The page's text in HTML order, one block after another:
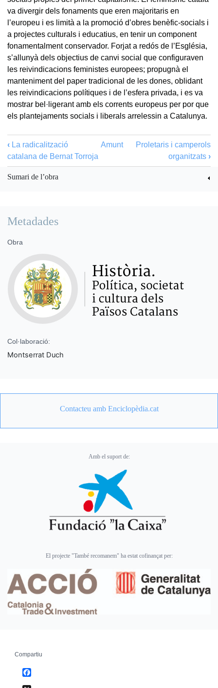
va divergir dels fonaments que eren majoritaris en
l’europeu i es limità a la promoció d’obres benèfic-socials i
a projectes culturals i educatius, en tenir un component
fonamentalment conservador. Forjat a redós de l’Església,
s’allunyà dels objectius de canvi social que configuraven
les reivindicacions feministes europees; propugnà el
manteniment del paper tradicional de les dones, oblidant
les reivindicacions polítiques i de l’esfera privada, i es va
mostrar bel·ligerant amb els corrents europeus per por que
els plantejaments socials i liberals arrelessin a Catalunya.
‹ La radicalització
catalana de Bernat Torroja
Amunt
Proletaris i camperols
organitzats ›
Sumari de l’obra
Metadades
Obra
Col·laboració:
Montserrat Duch
Contacteu amb Enciclopèdia.cat
Amb el suport de:
El projecte "També recomanem" ha estat cofinançat per:
Compartiu